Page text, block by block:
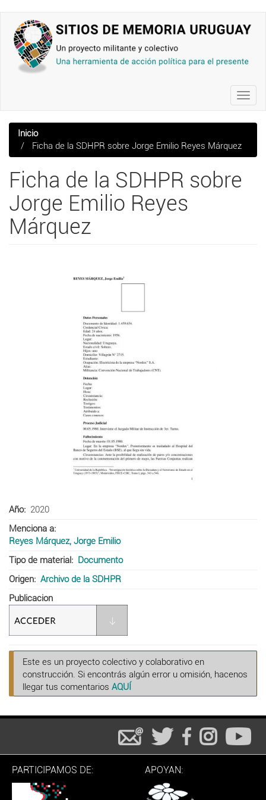
contenido
principal
Inicio
Ficha de la SDHPR sobre Jorge Emilio Reyes Márquez
Ficha de la SDHPR sobre
Jorge Emilio Reyes
Márquez
Año
2020
Menciona a
Reyes Márquez, Jorge Emilio
Tipo de material
Documento
Origen
Archivo de la SDHPR
Publicacion
Este es un proyecto colectivo y colaborativo en
construcción. Si encontrás algún error u omisión, hacenos
llegar tus comentarios AQUÍ
PARTICIPAMOS DE: APOYAN: